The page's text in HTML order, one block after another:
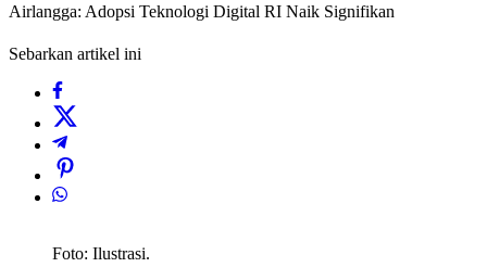
Airlangga: Adopsi Teknologi Digital RI Naik Signifikan
Sebarkan artikel ini
Foto: Ilustrasi.